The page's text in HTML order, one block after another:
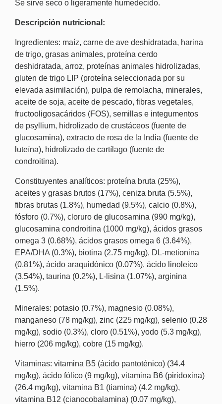
Se sirve seco o ligeramente humedecido.
Descripción nutricional:
Ingredientes: maíz, carne de ave deshidratada, harina
de trigo, grasas animales, proteína cerdo
deshidratada, arroz, proteínas animales hidrolizadas,
gluten de trigo LIP (proteína seleccionada por su
elevada asimilación), pulpa de remolacha, minerales,
aceite de soja, aceite de pescado, fibras vegetales,
fructooligosacáridos (FOS), semillas e integumentos
de psyllium, hidrolizado de crustáceos (fuente de
glucosamina), extracto de rosa de la India (fuente de
luteína), hidrolizado de cartílago (fuente de
condroitina).
Constituyentes analíticos: proteína bruta (25%),
aceites y grasas brutos (17%), ceniza bruta (5.5%),
fibras brutas (1.8%), humedad (9.5%), calcio (0.8%),
fósforo (0.7%), cloruro de glucosamina (990 mg/kg),
glucosamina condroitina (1000 mg/kg), ácidos grasos
omega 3 (0.68%), ácidos grasos omega 6 (3.64%),
EPA/DHA (0.3%), biotina (2.75 mg/kg), DL-metionina
(0.81%), ácido araquidónico (0.07%), ácido linoleico
(3.54%), taurina (0.2%), L-lisina (1.07%), arginina
(1.5%).
Minerales: potasio (0.7%), magnesio (0.08%),
manganeso (78 mg/kg), zinc (225 mg/kg), selenio (0.28
mg/kg), sodio (0.3%), cloro (0.51%), yodo (5.3 mg/kg),
hierro (206 mg/kg), cobre (15 mg/kg).
Vitaminas: vitamina B5 (ácido pantoténico) (34.4
mg/kg), ácido fólico (9 mg/kg), vitamina B6 (piridoxina)
(26.4 mg/kg), vitamina B1 (tiamina) (4.2 mg/kg),
vitamina B12 (cianocobalamina) (0.07 mg/kg),